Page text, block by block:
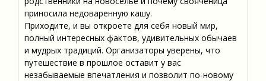
приносила недоваренную кашу.
Приходите, и вы откроете для себя новый мир,
полный интересных фактов, удивительных обычаев
и мудрых традиций. Организаторы уверены, что
путешествие в прошлое оставит у вас
незабываемые впечатления и позволит по-новому